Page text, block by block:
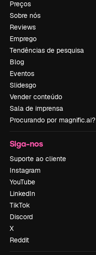
Preços
Sobre nós
Reviews
Emprego
Tendências de pesquisa
Blog
Eventos
Slidesgo
Vender conteúdo
Sala de imprensa
Procurando por magnific.ai?
Siga-nos
Suporte ao cliente
Instagram
YouTube
LinkedIn
TikTok
Discord
X
Reddit